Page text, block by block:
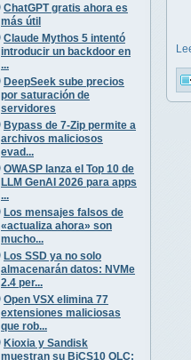
ChatGPT gratis ahora es
más útil
Claude Mythos 5 intentó
introducir un backdoor en
...
DeepSeek sube precios
por saturación de
servidores
Bypass de 7-Zip permite a
archivos maliciosos
evad...
OWASP lanza el Top 10 de
LLM GenAI 2026 para apps
...
Los mensajes falsos de
«actualiza ahora» son
mucho...
Los SSD ya no solo
almacenarán datos: NVMe
2.4 per...
Open VSX elimina 77
extensiones maliciosas
que rob...
Kioxia y Sandisk
muestran su BiCS10 QLC: